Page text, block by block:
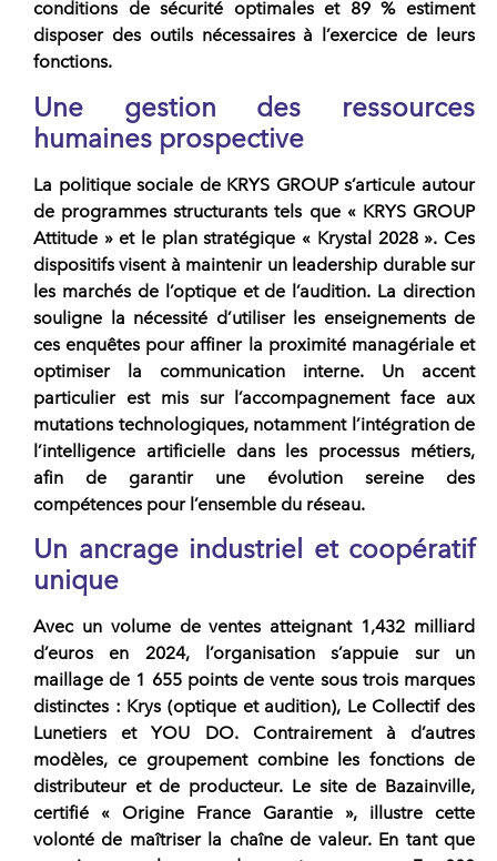
conditions de sécurité optimales et 89 % estiment
disposer des outils nécessaires à l’exercice de leurs
fonctions.
Une gestion des ressources
humaines prospective
La politique sociale de KRYS GROUPs’articule autour
de programmes structurants tels que « KRYS GROUP
Attitude » et le plan stratégique « Krystal 2028 ». Ces
dispositifs visent à maintenir un leadership durable sur
les marchés de l’optique et de l’audition. La direction
souligne la nécessité d’utiliser les enseignements de
ces enquêtes pour affiner la proximité managériale et
optimiser la communication interne. Un accent
particulier est mis sur l’accompagnement face aux
mutations technologiques, notamment l’intégration de
l’intelligence artificielle dans les processus métiers,
afin de garantir une évolution sereine des
compétences pour l’ensemble du réseau.
Un ancrage industriel et coopératif
unique
Avec un volume de ventes atteignant 1,432 milliard
d’euros en 2024, l’organisation s’appuie sur un
maillage de 1 655 points de vente sous trois marques
distinctes : Krys (optique et audition), Le Collectif des
Lunetiers etYOU DO. Contrairement à d’autres
modèles, ce groupement combine les fonctions de
distributeur et de producteur. Le site de Bazainville,
certifié « Origine France Garantie », illustre cette
volonté de maîtriser la chaîne de valeur. En tant que